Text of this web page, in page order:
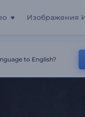
Изображения
Заставка С Логотипом
to English?